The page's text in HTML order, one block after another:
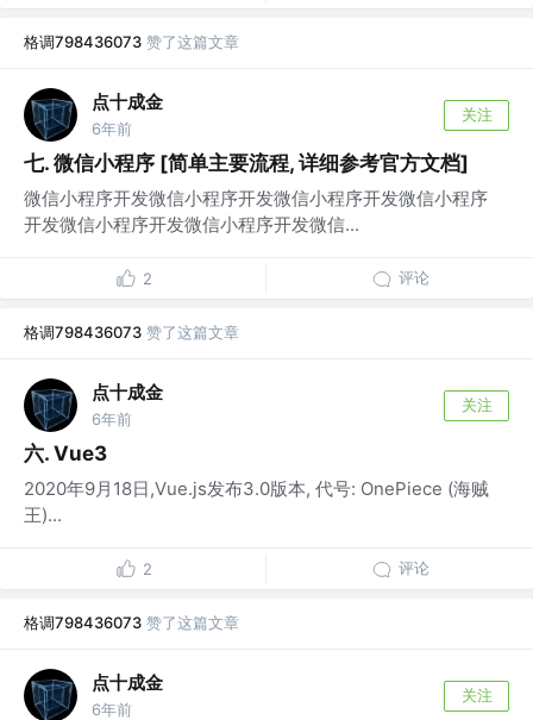
格调798436073 赞了这篇文章
点十成金
6年前
关注
七. 微信小程序 [简单主要流程, 详细参考官方文档]
微信小程序开发微信小程序开发微信小程序开发微信小程序
开发微信小程序开发微信小程序开发微信...
2 评论
格调798436073 赞了这篇文章
点十成金
6年前
关注
六. Vue3
2020年9月18日,Vue.js发布3.0版本, 代号: OnePiece (海贼
王)...
2 评论
格调798436073 赞了这篇文章
点十成金
6年前
关注